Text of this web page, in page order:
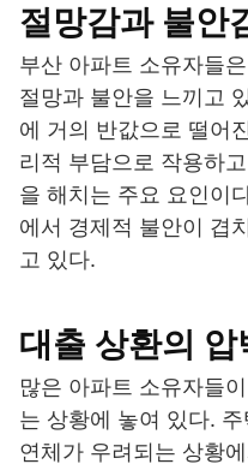
절망감과 불안
부산 아파트 소유자들
절망과 불안을 느끼고
에 거의 반값으로 떨어
리적 부담으로 작용하
을 해치는 주요 요인이
에서 경제적 불안이 겹
고 있다.
대출 상환의 압
많은 아파트 소유자들
는 상황에 놓여 있다.
연체가 우려되는 상황